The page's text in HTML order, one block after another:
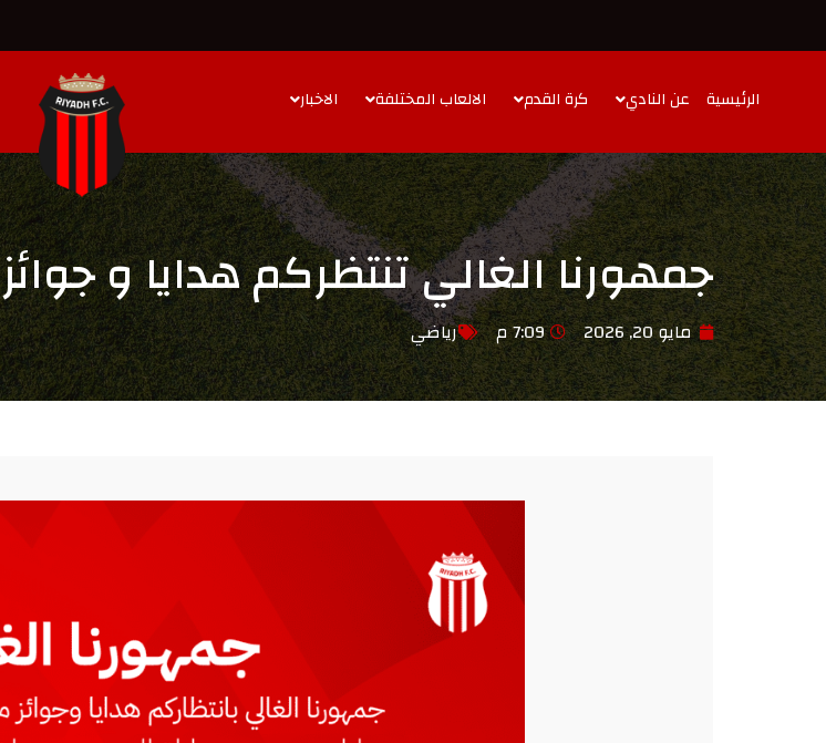
الرئيسية عن النادي كرة القدم الالعاب المختلفة الاخبار
جمهورنا الغالي تنتظركم هدايا و جوائز
مايو 20, 2026 7:09 م رياضي